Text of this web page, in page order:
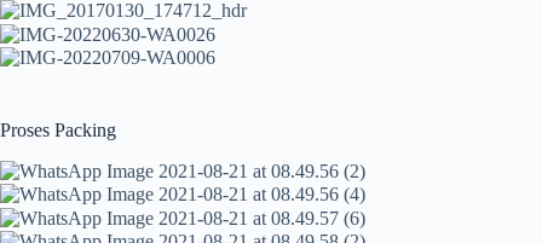
Proses Packing